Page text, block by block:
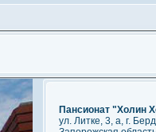
Пансионат "Холин
ул. Литке, 3, а, г.